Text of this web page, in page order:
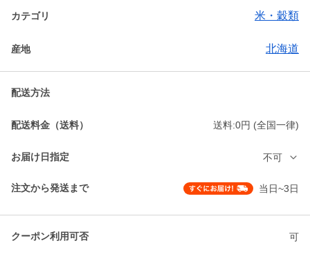
カテゴリ 米・穀類
産地 北海道
配送方法
配送料金（送料） 送料:0円 (全国一律)
お届け日指定 不可
注文から発送まで 当日~3日
クーポン利用可否 可